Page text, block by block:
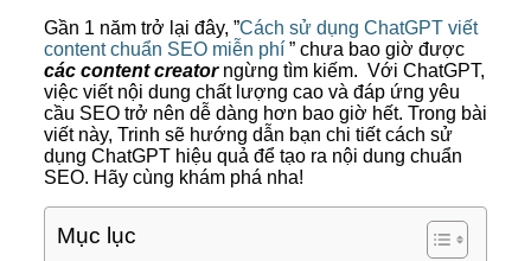
Gần 1 năm trở lại đây, ”Cách sử dụng ChatGPT viết
content chuẩn SEO miễn phí” chưa bao giờ được
các content creator ngừng tìm kiếm. Với ChatGPT,
việc viết nội dung chất lượng cao và đáp ứng yêu
cầu SEO trở nên dễ dàng hơn bao giờ hết. Trong bài
viết này, Trinh sẽ hướng dẫn bạn chi tiết cách sử
dụng ChatGPT hiệu quả để tạo ra nội dung chuẩn
SEO. Hãy cùng khám phá nha!
Mục lục